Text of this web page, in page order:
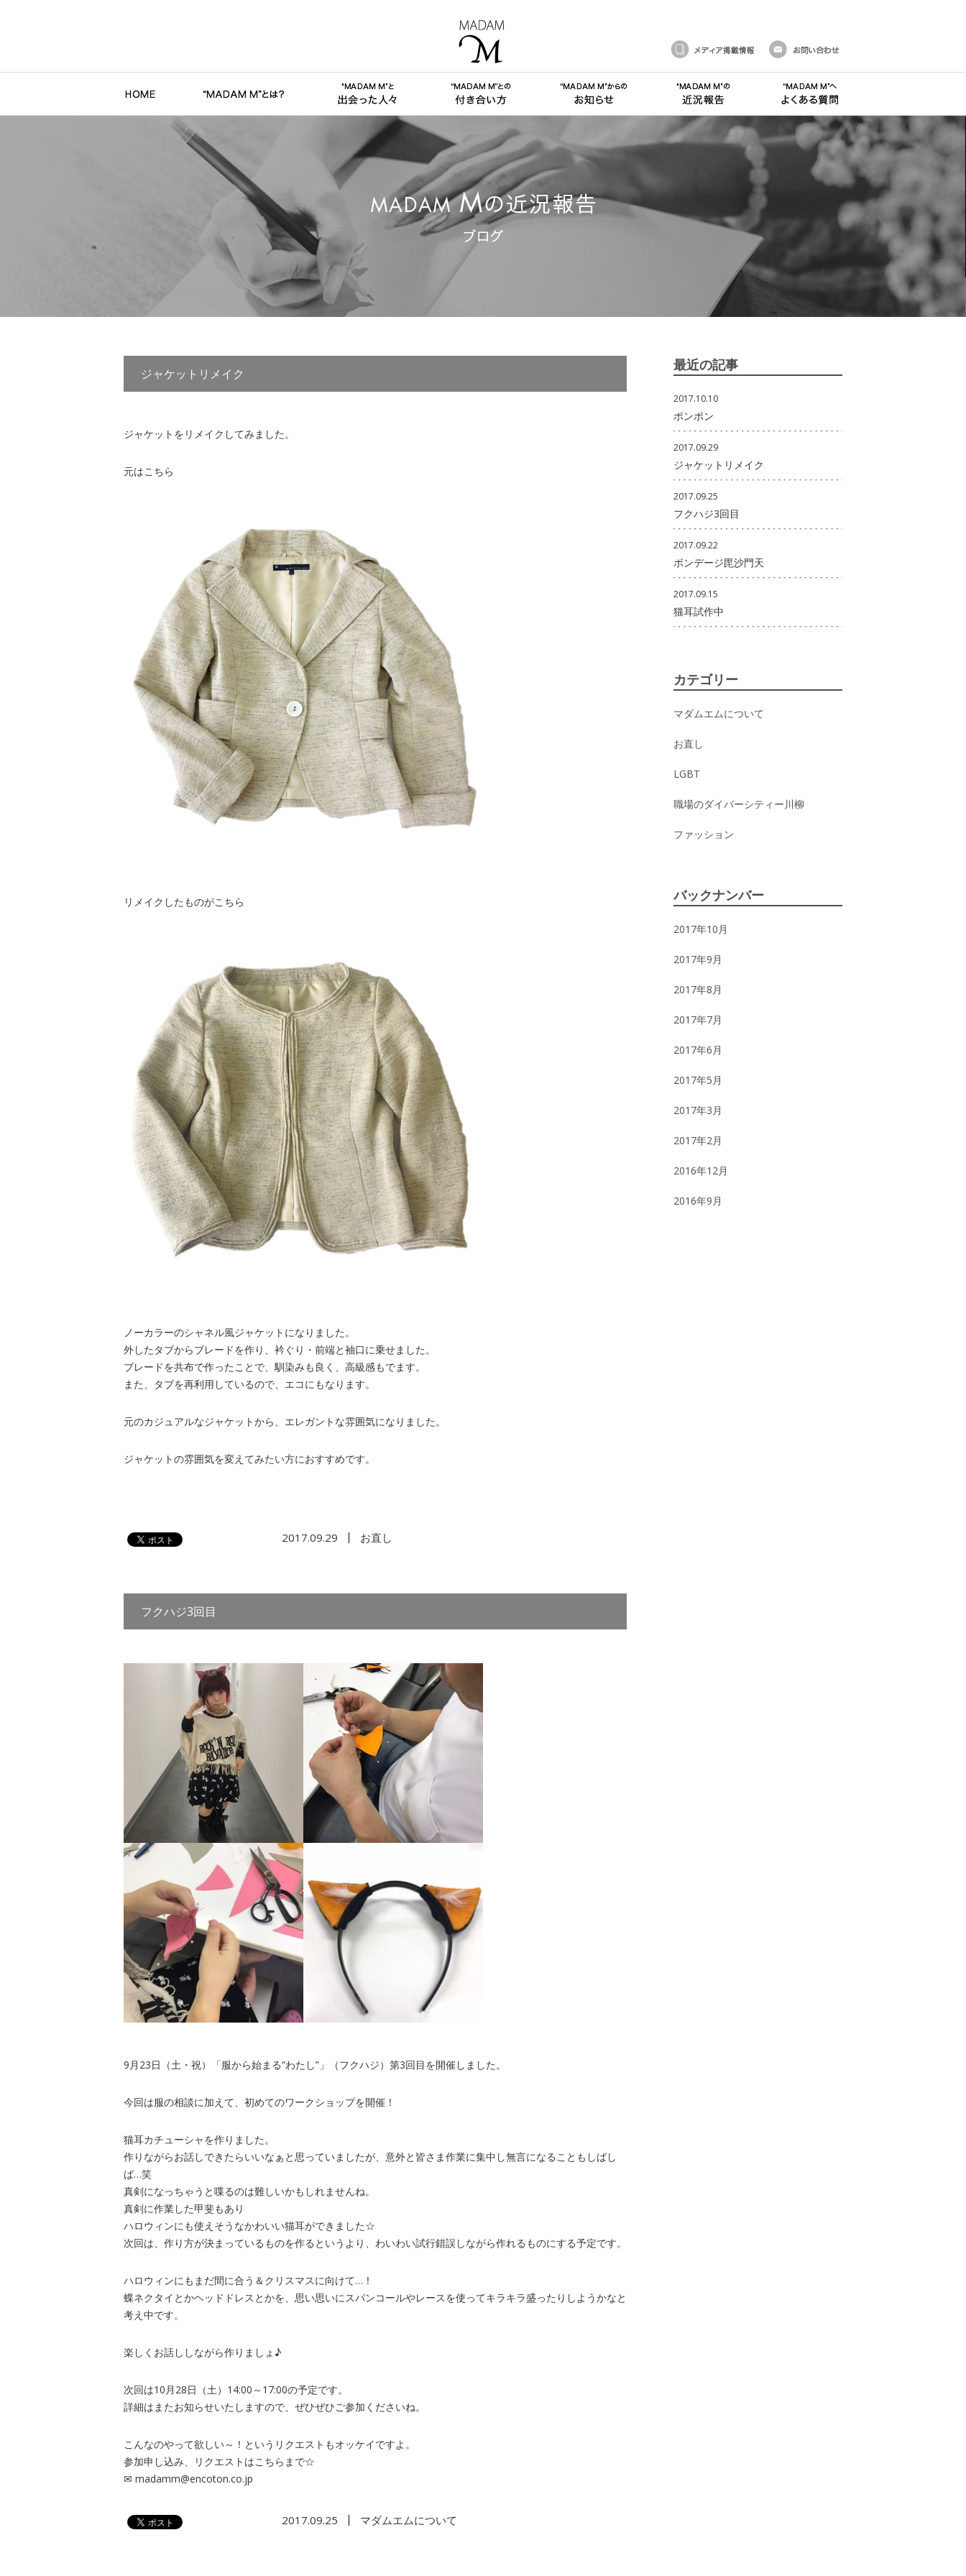
メディア掲載情報
”MADAM Mとは？” コンセプト”MADAM M”と出会った人々 お直し事例”MADAM M”との付き合い方 ご注文の流れ”MADAM M”からのお知らせ 新着情報”MADAM M”の近況報告 ブログ
ジャケットリメイク
ジャケットをリメイクしてみました。
元はこちら
リメイクしたものがこちら
ノーカラーのシャネル風ジャケットになりました。
外したタブからブレードを作り、衿ぐり・前端と袖口に乗せました。
ブレードを共布で作ったことで、馴染みも良く、高級感もでます。
また、タブを再利用しているので、エコにもなります。
元のカジュアルなジャケットから、エレガントな雰囲気になりました。
ジャケットの雰囲気を変えてみたい方におすすめです。
2017.09.29 お直し
フクハジ3回目
9月23日（土・祝）「服から始まる“わたし”」（フクハジ）第3回目を開催しました。
今回は服の相談に加えて、初めてのワークショップを開催！
猫耳カチューシャを作りました。
作りながらお話しできたらいいなぁと思っていましたが、意外と皆さま作業に集中し無言になることもしばし
ば…笑
真剣になっちゃうと喋るのは難しいかもしれませんね。
真剣に作業した甲斐もあり
ハロウィンにも使えそうなかわいい猫耳ができました☆
次回は、作り方が決まっているものを作るというより、わいわい試行錯誤しながら作れるものにする予定です。
ハロウィンにもまだ間に合う＆クリスマスに向けて…！
蝶ネクタイとかヘッドドレスとかを、思い思いにスパンコールやレースを使ってキラキラ盛ったりしようかなと
考え中です。
楽しくお話ししながら作りましょ♪
次回は10月28日（土）14:00～17:00の予定です。
詳細はまたお知らせいたしますので、ぜひぜひご参加くださいね。
こんなのやって欲しい～！というリクエストもオッケイですよ。
参加申し込み、リクエストはこちらまで☆
✉ madamm@encoton.co.jp
2017.09.25 マダムエムについて
最近の記事
2017.10.10
ポンポン
2017.09.29
ジャケットリメイク
2017.09.25
フクハジ3回目
2017.09.22
ボンデージ毘沙門天
2017.09.15
猫耳試作中
カテゴリー
マダムエムについて
お直し
LGBT
職場のダイバーシティー川柳
ファッション
バックナンバー
2017年10月
2017年9月
2017年8月
2017年7月
2017年6月
2017年5月
2017年3月
2017年2月
2016年12月
2016年9月